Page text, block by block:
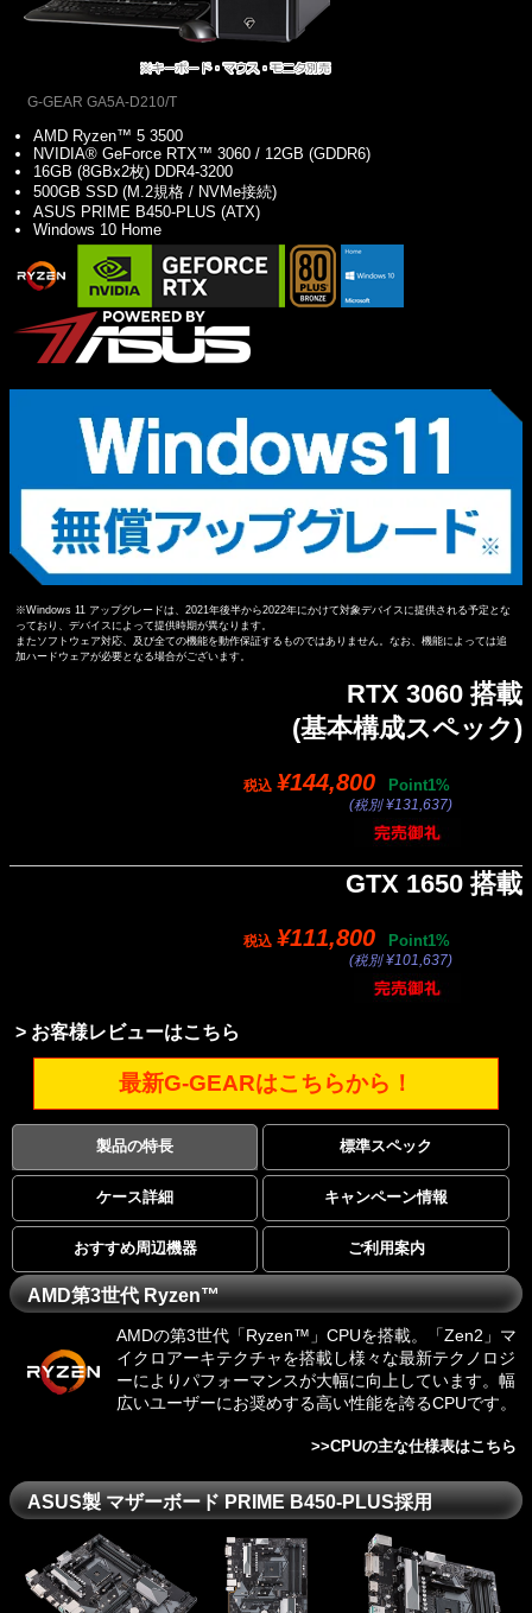
G-GEAR GA5A-D210/T
AMD Ryzen™ 5 3500
NVIDIA® GeForce RTX™ 3060 / 12GB (GDDR6)
16GB (8GBx2枚) DDR4-3200
500GB SSD (M.2規格 / NVMe接続)
ASUS PRIME B450-PLUS (ATX)
Windows 10 Home
※Windows 11 アップグレードは、2021年後半から2022年にかけて対象デバイスに提供される予定とな
っており、デバイスによって提供時期が異なります。
またソフトウェア対応、及び全ての機能を動作保証するものではありません。なお、機能によっては追
加ハードウェアが必要となる場合がございます。
RTX 3060 搭載
(基本構成スペック)
税込 ¥144,800 Point1%
(税別 ¥131,637)
GTX 1650 搭載
税込 ¥111,800 Point1%
(税別 ¥101,637)
> お客様レビューはこちら
最新G-GEARはこちらから！
製品の特長 標準スペック
ケース詳細 キャンペーン情報
おすすめ周辺機器 ご利用案内
AMD第3世代 Ryzen™
AMDの第3世代「Ryzen™」CPUを搭載。「Zen2」マ
イクロアーキテクチャを搭載し様々な最新テクノロジ
ーによりパフォーマンスが大幅に向上しています。幅
広いユーザーにお奨めする高い性能を誇るCPUです。
>>CPUの主な仕様表はこちら
ASUS製 マザーボード PRIME B450-PLUS採用